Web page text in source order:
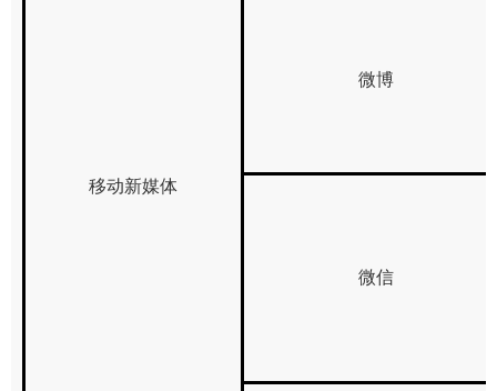
移动新媒体
微博
微信